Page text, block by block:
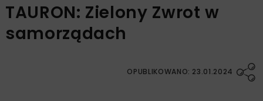
TAURON: Zielony Zwrot w
samorządach
OPUBLIKOWANO: 23.01.2024